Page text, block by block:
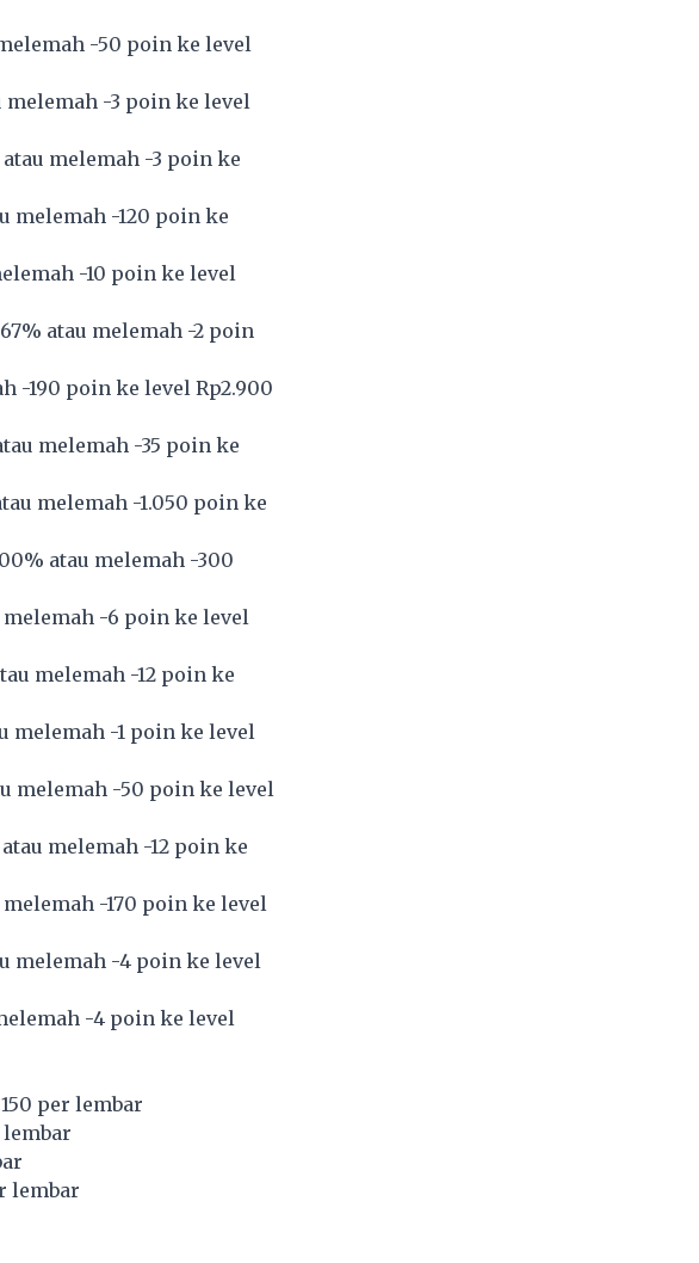
-50 poin ke level
melemah -3 poin ke level
atau melemah -3 poin ke
melemah -120 poin ke
-10 poin ke level
atau melemah -2 poin
-190 poin ke level Rp2.900
melemah -35 poin ke
melemah -1.050 poin ke
atau melemah -300
-6 poin ke level
melemah -12 poin ke
melemah -1 poin ke level
melemah -50 poin ke level
melemah -12 poin ke
-170 poin ke level
melemah -4 poin ke level
-4 poin ke level
per lembar
lembar
lembar